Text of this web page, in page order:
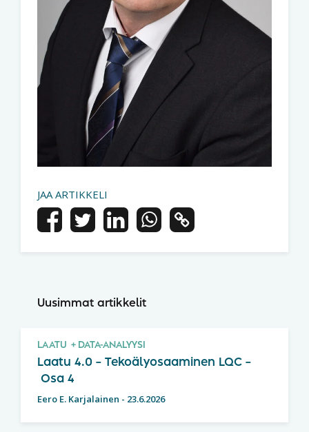
JAA ARTIKKELI
Uusimmat artikkelit
LAATU DATA-ANALYYSI
Laatu 4.0 – Tekoälyosaaminen LQC –
Osa 4
Eero E. Karjalainen - 23.6.2026